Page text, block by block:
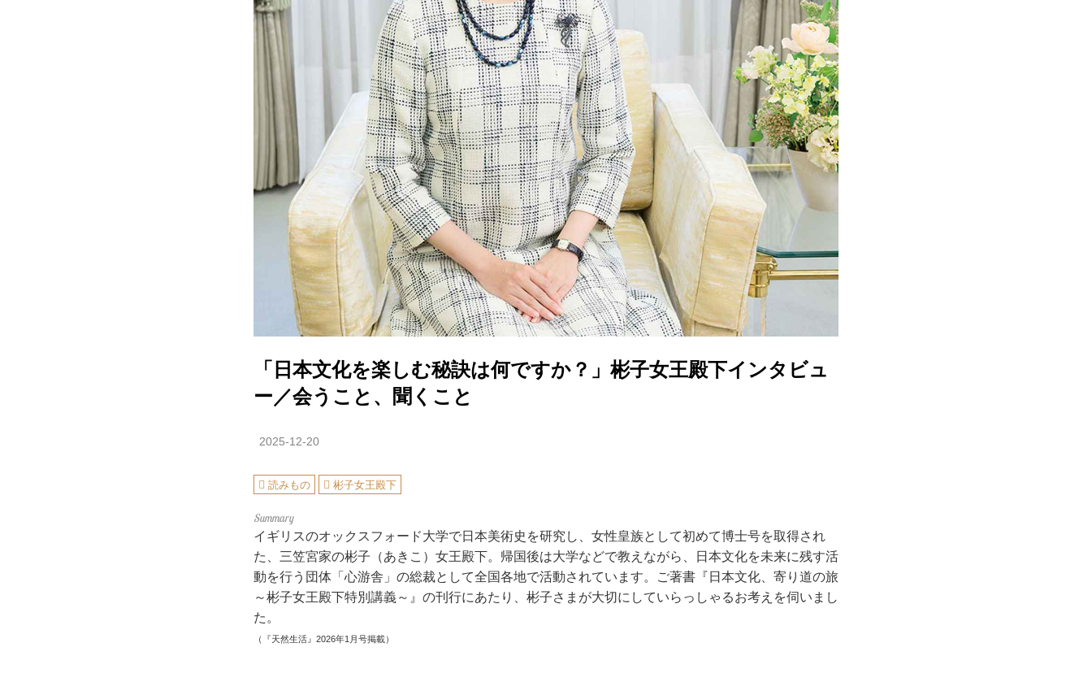
「日本文化を楽しむ秘訣は何ですか？」彬子女王殿下インタビュ
ー／会うこと、聞くこと
2025-12-20
読みもの 彬子女王殿下
イギリスのオックスフォード大学で日本美術史を研究し、女性皇族として初めて博士号を取得され
た、三笠宮家の彬子（あきこ）女王殿下。帰国後は大学などで教えながら、日本文化を未来に残す活
動を行う団体「心游舎」の総裁として全国各地で活動されています。ご著書『日本文化、寄り道の旅
～彬子女王殿下特別講義～』の刊行にあたり、彬子さまが大切にしていらっしゃるお考えを伺いまし
た。
（『天然生活』2026年1月号掲載）